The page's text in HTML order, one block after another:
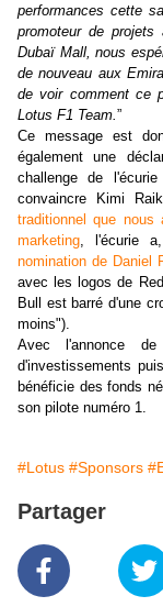
performances cette
promoteur de
Dubaï Mall, nous
de nouveau aux
de voir comment ce
Lotus F1 Team.”
Ce message est
également une
challenge de
convaincre Kimi
traditionnel que nous
marketing, l'écurie
nomination de Daniel
avec les logos de
Bull est barré d'une
moins").
Avec l'annonce
d'investissements
bénéficie des fonds
son pilote numéro 1.
#Lotus #Sponsors
Partager